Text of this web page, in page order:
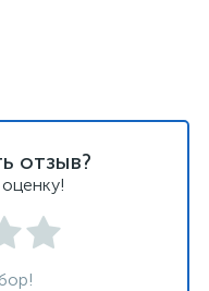
отзыв?